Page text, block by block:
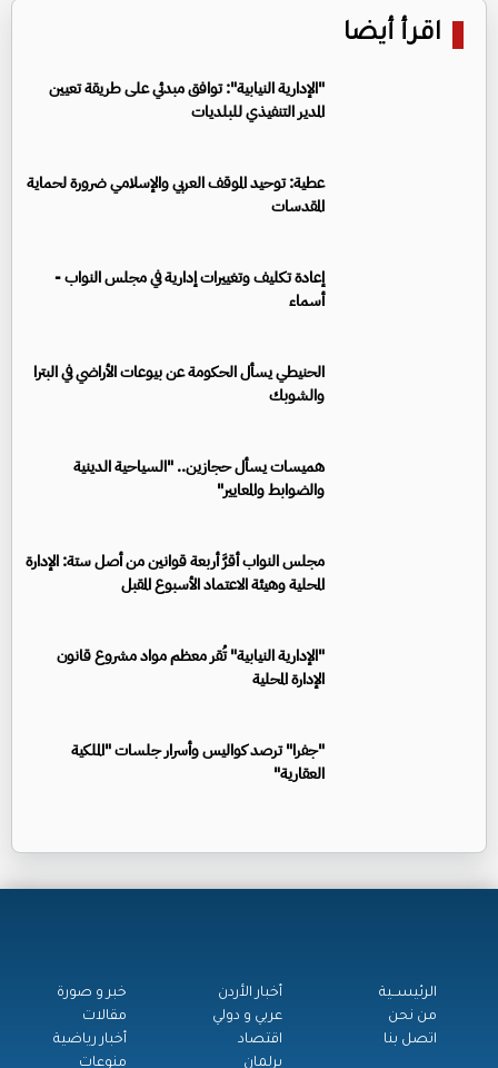
اقرأ أيضا
"الإدارية النيابية": توافق مبدئي على طريقة تعيين
المدير التنفيذي للبلديات
عطية: توحيد الموقف العربي والإسلامي ضرورة لحماية
المقدسات
إعادة تكليف وتغييرات إدارية في مجلس النواب -
أسماء
الحنيطي يسأل الحكومة عن بيوعات الأراضي في البترا
والشوبك
هميسات يسأل حجازين.. "السياحية الدينية
والضوابط والمعايير"
مجلس النواب أقرَّ أربعة قوانين من أصل ستة: الإدارة
المحلية وهيئة الاعتماد الأسبوع المقبل
"الإدارية النيابية" تُقر معظم مواد مشروع قانون
الإدارة المحلية
"جفرا" ترصد كواليس وأسرار جلسات "الملكية
العقارية"
الرئيســية
من نحن
اتصل بنا
أخبار الأردن
عربي و دولي
اقتصاد
برلمان
خبر و صورة
مقالات
أخبار رياضية
منوعات